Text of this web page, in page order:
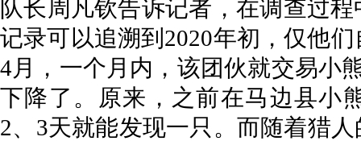
队长周凡钦告诉记者，在调查过
记录可以追溯到2020年初，仅他
4月，一个月内，该团伙就交易小
下降了。原来，之前在马边县小
2、3天就能发现一只。而随着猎